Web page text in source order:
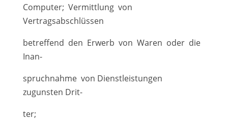
Computer; Vermittlung von
Vertragsabschlüssen
betreffend den Erwerb von Waren oder die
Inan-
spruchnahme von Dienstleistungen
zugunsten Drit-
ter;